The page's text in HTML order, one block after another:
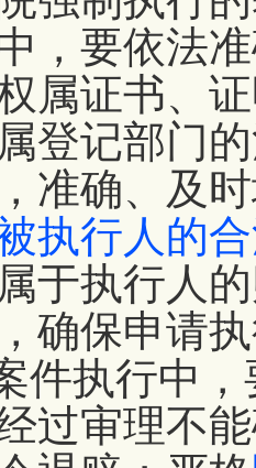
，要依法
属证书、
登记部门
准确、及
执行人的
于执行人
确保申请
件执行中
过审理不